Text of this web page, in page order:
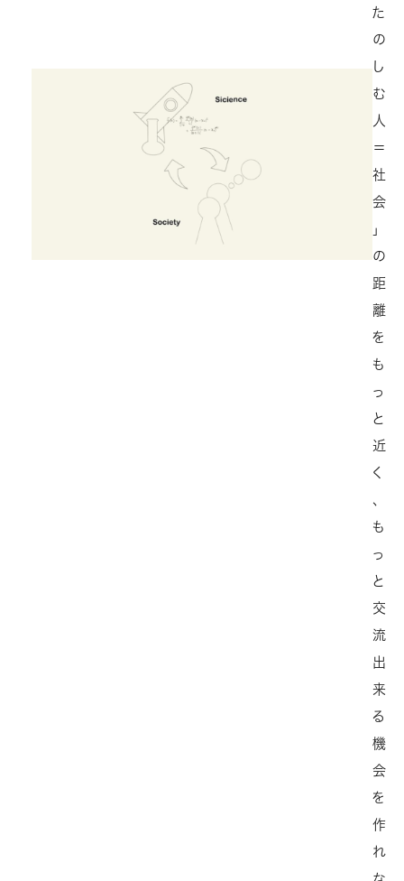
た
の
し
む
人
＝
社
会
」
の
距
離
を
も
っ
と
近
く
、
も
っ
と
交
流
出
来
る
機
会
を
作
れ